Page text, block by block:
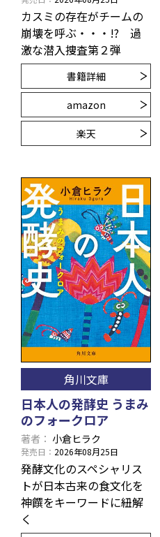
カスミの存在がチームの
崩壊を呼ぶ・・・!? 過
激な潜入捜査第２弾
書籍詳細
amazon
楽天
角川文庫
日本人の発酵史 うまみ
のフォークロア
著者 小倉ヒラク
発売日 2026年08月25日
発酵文化のスペシャリス
トが日本古来の食文化を
神饌をキーワードに紐解
く